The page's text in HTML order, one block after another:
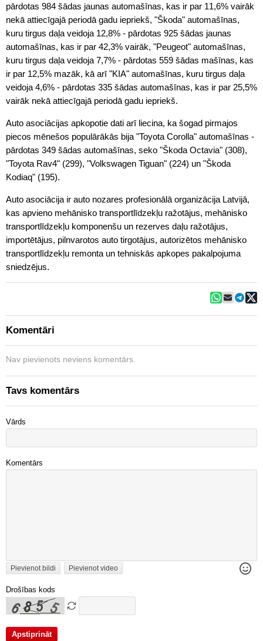
pārdotas 984 šādas jaunas automašīnas, kas ir par 11,6% vairāk
nekā attiecīgajā periodā gadu iepriekš, "Škoda" automašīnas,
kuru tirgus daļa veidoja 12,8% - pārdotas 925 šādas jaunas
automašīnas, kas ir par 42,3% vairāk, "Peugeot" automašīnas,
kuru tirgus daļa veidoja 7,7% - pārdotas 559 šādas mašīnas, kas
ir par 12,5% mazāk, kā arī "KIA" automašīnas, kuru tirgus daļa
veidoja 4,6% - pārdotas 335 šādas automašīnas, kas ir par 25,5%
vairāk nekā attiecīgajā periodā gadu iepriekš.
Auto asociācijas apkopotie dati arī liecina, ka šogad pirmajos
piecos mēnešos populārākās bija "Toyota Corolla" automašīnas -
pārdotas 349 šādas automašīnas, seko "Škoda Octavia" (308),
"Toyota Rav4" (299), "Volkswagen Tiguan" (224) un "Škoda
Kodiaq" (195).
Auto asociācija ir auto nozares profesionālā organizācija Latvijā,
kas apvieno mehānisko transportlīdzekļu ražotājus, mehānisko
transportlīdzekļu komponenšu un rezerves daļu ražotājus,
importētājus, pilnvarotos auto tirgotājus, autorizētos mehānisko
transportlīdzekļu remonta un tehniskās apkopes pakalpojuma
sniedzējus.
Komentāri
Nav pievienots neviens komentārs.
Tavs komentārs
Vārds
Komentārs
Pievienot bildi Pievienot video
Drošības kods